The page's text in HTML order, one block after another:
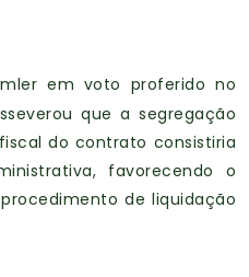
em voto proferido no
que a segregação
do contrato consistiria
favorecendo o
de liquidação